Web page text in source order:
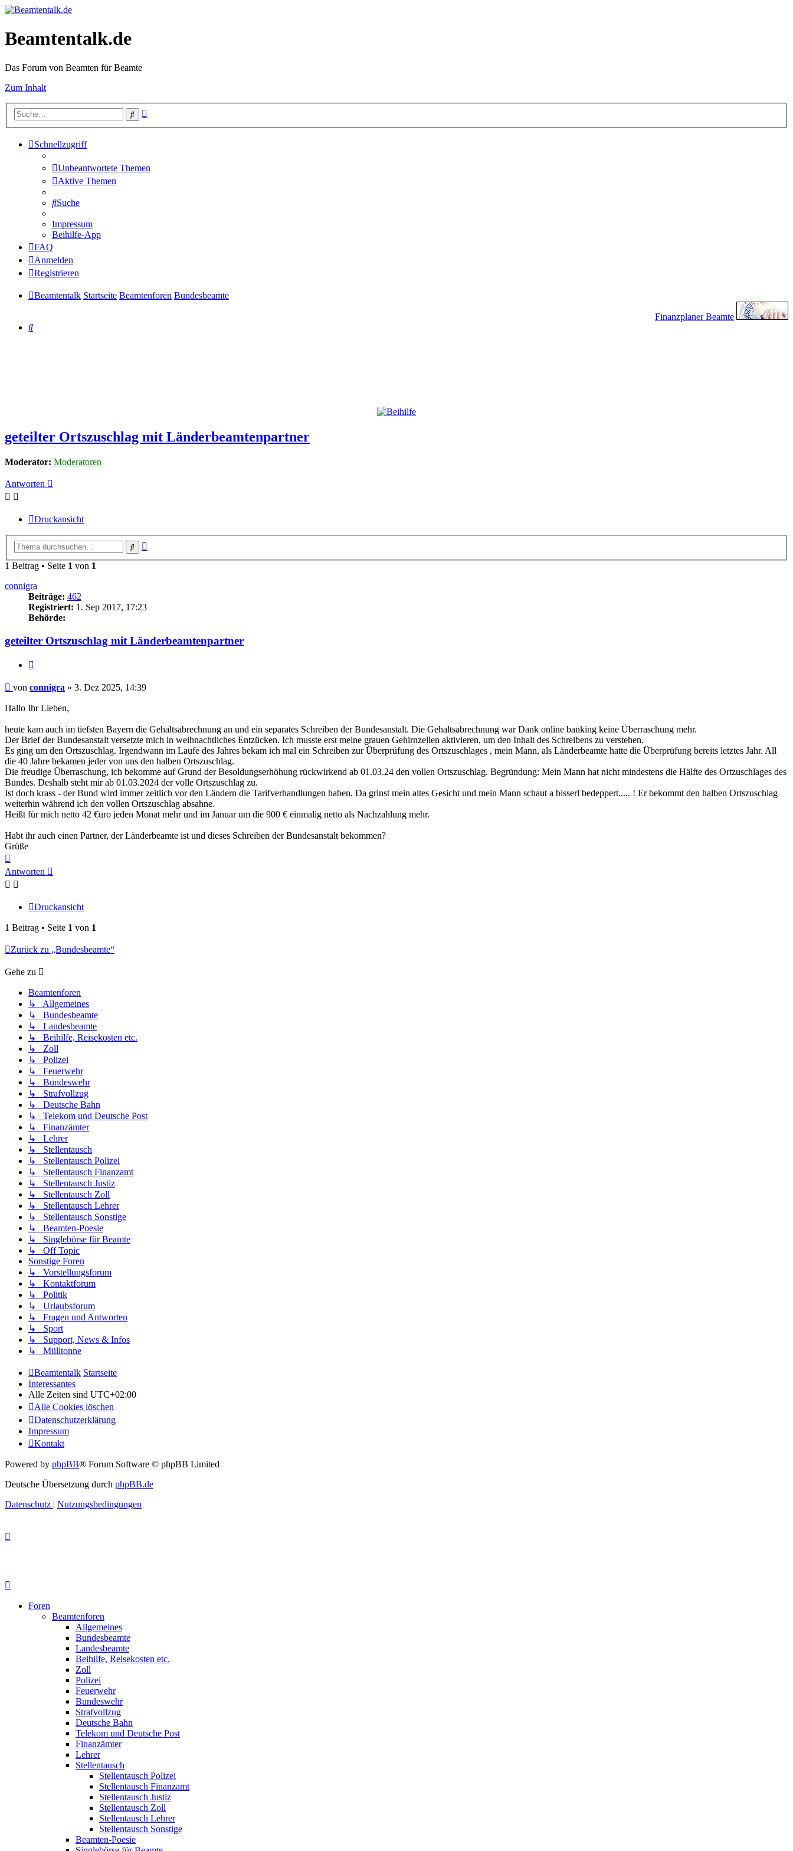
Beamtentalk.de
Das Forum von Beamten für Beamte
Zum Inhalt
Suche
Schnellzugriff
Unbeantwortete Themen
Aktive Themen
Suche
Impressum
Beihilfe-App
FAQ
Anmelden
Registrieren
Beamtentalk Startseite Beamtenforen Bundesbeamte
Finanzplaner Beamte
Suche
geteilter Ortszuschlag mit Länderbeamtenpartner
Moderator: Moderatoren
Antworten
Druckansicht
Suche
1 Beitrag • Seite 1 von 1
connigra
Beiträge: 462
Registriert: 1. Sep 2017, 17:23
Behörde:
geteilter Ortszuschlag mit Länderbeamtenpartner
Beitrag
von connigra » 3. Dez 2025, 14:39
Hallo Ihr Lieben,
heute kam auch im tiefsten Bayern die Gehaltsabrechnung an und ein separates Schreiben der Bundesanstalt. Die Gehaltsabrechnung war Dank online banking keine Überraschung mehr.
Der Brief der Bundesanstalt versetzte mich in weihnachtliches Entzücken. Ich musste erst meine grauen Gehirnzellen aktivieren, um den Inhalt des Schreibens zu verstehen.
Es ging um den Ortszuschlag. Irgendwann im Laufe des Jahres bekam ich mal ein Schreiben zur Überprüfung des Ortszuschlages , mein Mann, als Länderbeamte hatte die Überprüfung bereits letztes Jahr. All
die 40 Jahre bekamen jeder von uns den halben Ortszuschlag.
Die freudige Überraschung, ich bekomme auf Grund der Besoldungserhöhung rückwirkend ab 01.03.24 den vollen Ortszuschlag. Begründung: Mein Mann hat nicht mindestens die Hälfte des Ortzuschlages des
Bundes. Deshalb steht mir ab 01.03.2024 der volle Ortszuschlag zu.
Ist doch krass - der Bund wird immer zeitlich vor den Ländern die Tarifverhandlungen haben. Da grinst mein altes Gesicht und mein Mann schaut a bisserl bedeppert..... ! Er bekommt den halben Ortszuschlag
weiterhin während ich den vollen Ortszuschlag absahne.
Heißt für mich netto 42 €uro jeden Monat mehr und im Januar um die 900 € einmalig netto als Nachzahlung mehr.
Habt ihr auch einen Partner, der Länderbeamte ist und dieses Schreiben der Bundesanstalt bekommen?
Grüße
oben
Antworten
Druckansicht
1 Beitrag • Seite 1 von 1
Zurück zu „Bundesbeamte“
Gehe zu
Beamtenforen
↳ Allgemeines
↳ Bundesbeamte
↳ Landesbeamte
↳ Beihilfe, Reisekosten etc.
↳ Zoll
↳ Polizei
↳ Feuerwehr
↳ Bundeswehr
↳ Strafvollzug
↳ Deutsche Bahn
↳ Telekom und Deutsche Post
↳ Finanzämter
↳ Lehrer
↳ Stellentausch
↳ Stellentausch Polizei
↳ Stellentausch Finanzamt
↳ Stellentausch Justiz
↳ Stellentausch Zoll
↳ Stellentausch Lehrer
↳ Stellentausch Sonstige
↳ Beamten-Poesie
↳ Singlebörse für Beamte
↳ Off Topic
Sonstige Foren
↳ Vorstellungsforum
↳ Kontaktforum
↳ Politik
↳ Urlaubsforum
↳ Fragen und Antworten
↳ Sport
↳ Support, News & Infos
↳ Mülltonne
Beamtentalk Startseite
Interessantes
Alle Zeiten sind UTC+02:00
Alle Cookies löschen
Datenschutzerklärung
Impressum
Kontakt
Powered by phpBB® Forum Software © phpBB Limited
Deutsche Übersetzung durch phpBB.de
Datenschutz | Nutzungsbedingungen
Foren
Beamtenforen
Allgemeines
Bundesbeamte
Landesbeamte
Beihilfe, Reisekosten etc.
Zoll
Polizei
Feuerwehr
Bundeswehr
Strafvollzug
Deutsche Bahn
Telekom und Deutsche Post
Finanzämter
Lehrer
Stellentausch
Stellentausch Polizei
Stellentausch Finanzamt
Stellentausch Justiz
Stellentausch Zoll
Stellentausch Lehrer
Stellentausch Sonstige
Beamten-Poesie